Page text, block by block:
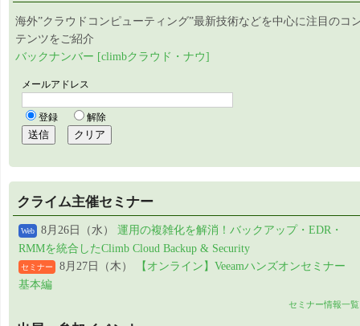
海外”クラウドコンピューティング”最新技術などを中心に注目のコ
テンツをご紹介
バックナンバー [climbクラウド・ナウ]
クライム主催セミナー
Web 8月26日（水） 運用の複雑化を解消！バックアップ・EDR・
RMMを統合したClimb Cloud Backup & Security
セミナー 8月27日（木）
【オンライン】Veeamハンズオンセミナー
基本編
セミナー情報一覧